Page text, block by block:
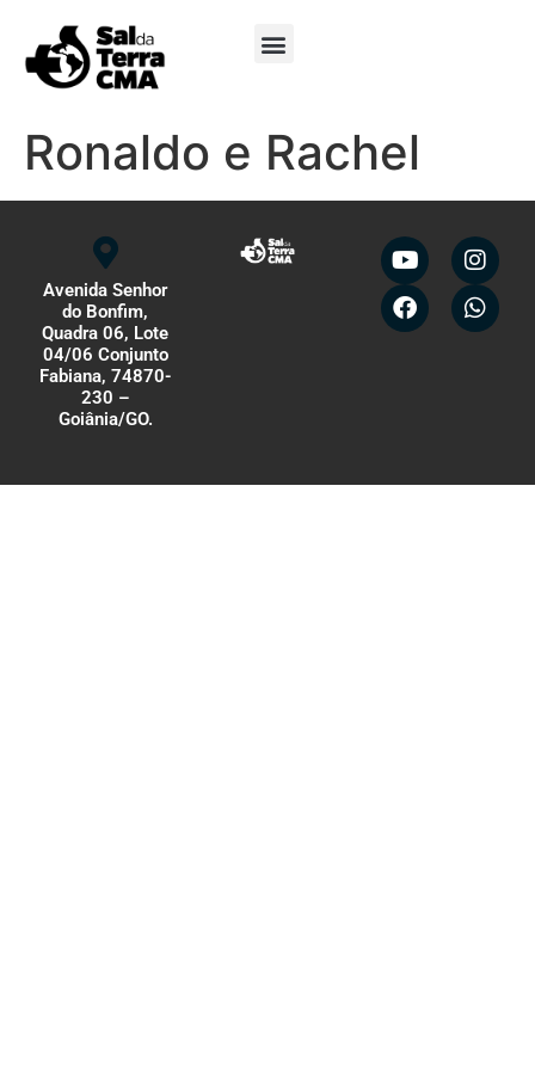
Ronaldo e Rachel
Avenida Senhor
do Bonfim,
Quadra 06, Lote
04/06 Conjunto
Fabiana, 74870-
230 –
Goiânia/GO.